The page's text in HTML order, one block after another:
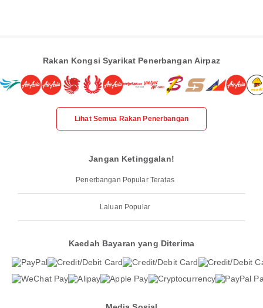
Rakan Kongsi Syarikat Penerbangan Airpaz
Lihat Semua Rakan Penerbangan
Jangan Ketinggalan!
Penerbangan Popular Teratas
Laluan Popular
Kaedah Bayaran yang Diterima